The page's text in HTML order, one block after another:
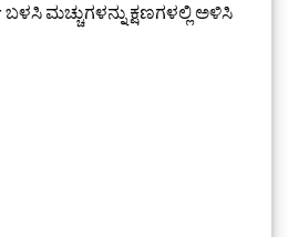
ಬಳಸಿ ಮಚ್ಚುಗಳನ್ನು ಕ್ಷಣಗಳಲ್ಲಿ ಅಳಿಸಿ